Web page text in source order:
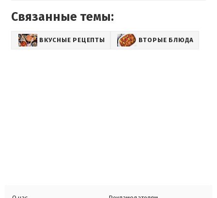
Связанные темы:
ВКУСНЫЕ РЕЦЕПТЫ ВТОРЫЕ БЛЮДА